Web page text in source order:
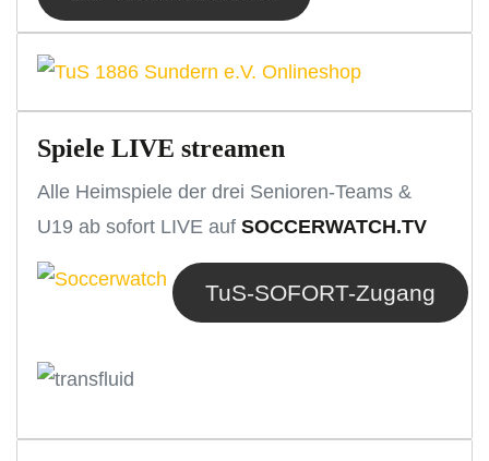
Spiele LIVE streamen
Alle Heimspiele der drei Senioren-Teams &
U19 ab sofort LIVE aufSOCCERWATCH.TV
TuS-SOFORT-Zugang